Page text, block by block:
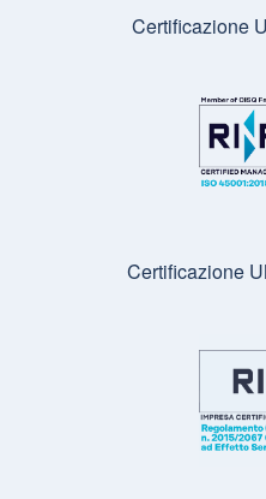
Certificazione
Certificazione